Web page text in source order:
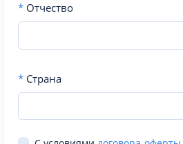
* Отчество
* Страна